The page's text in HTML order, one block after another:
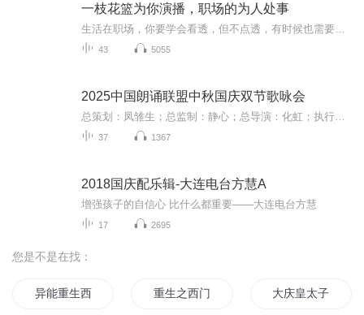
一枝花篮为你演播，职场的为人处事
43 5055
2025中国朗诵联盟中秋国庆双节歌咏会
37 1367
2018国庆配乐辑-大连电台方慧A
增强孩子的自信心 比什么都重要——大连电台方慧
17 2695
您是不是在找：
异能重生西门庆 重生之西门庆 大庆皇太子